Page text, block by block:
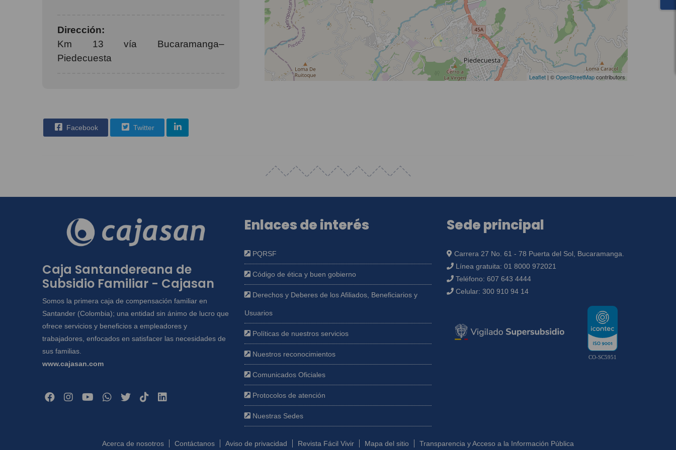
Dirección:
Km 13 vía Bucaramanga–
Piedecuesta
Leaflet | ©OpenStreetMapcontributors
Facebook Twitter
Caja Santandereana de
Subsidio Familiar - Cajasan
Somos la primera caja de compensación familiar en
Santander (Colombia); una entidad sin ánimo de lucro que
ofrece servicios y beneficios a empleadores y
trabajadores, enfocados en satisfacer las necesidades de
sus familias.
www.cajasan.com
Enlaces de interés
PQRSF
Código de ética y buen gobierno
Derechos y Deberes de los Afiliados, Beneficiarios y
Usuarios
Políticas de nuestros servicios
Nuestros reconocimientos
Comunicados Oficiales
Protocolos de atención
Nuestras Sedes
Sede principal
Carrera 27 No. 61 - 78 Puerta del Sol, Bucaramanga.
Línea gratuita: 01 8000 972021
Teléfono: 607 643 4444
Celular: 300 910 94 14
CO-SC5951
Acerca de nosotros Contáctanos Aviso de privacidad Revista Fácil Vivir Mapa del sitio Transparencia y Acceso a la Información Pública